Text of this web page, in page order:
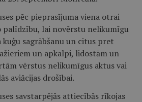
pēc pieprasījuma viena otrai
palīdzību, lai novērstu nelikumīgu
kuģu sagrābšanu un citus pret
un apkalpi, lidostām un
vērstus nelikumīgus aktus vai
aviācijas drošībai.
savstarpējās attiecībās rīkojas